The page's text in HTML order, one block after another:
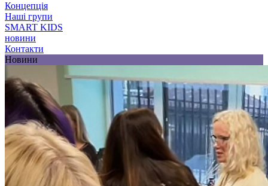
Концепція
Наші групи
SMART KIDS
новини
Контакти
Новини